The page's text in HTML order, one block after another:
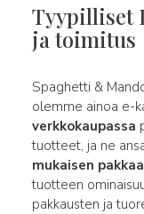
Tyypilliset
ja toimitus
Spaghetti &
olemme ainoa e-
verkkokaupassa
tuotteet, ja ne
mukaisen
tuotteen
pakkausten ja